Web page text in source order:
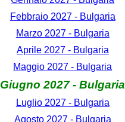
Febbraio 2027 - Bulgaria
Marzo 2027 - Bulgaria
Aprile 2027 - Bulgaria
Maggio 2027 - Bulgaria
Giugno 2027 - Bulgaria
Luglio 2027 - Bulgaria
Agosto 2027 - Bulgaria